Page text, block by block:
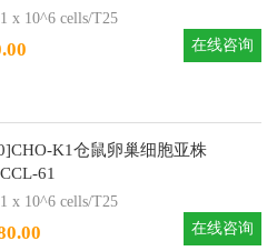
x 10^6 cells/T25
在线咨询
K1仓鼠卵巢细胞亚株
61
x 10^6 cells/T25
在线咨询